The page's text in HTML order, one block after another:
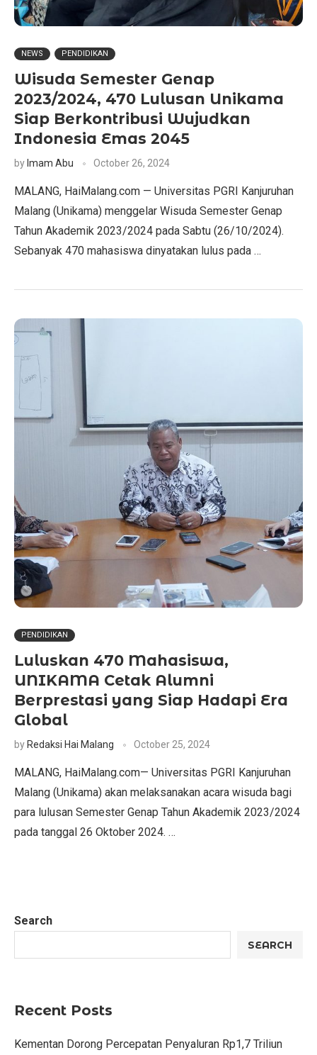
NEWS PENDIDIKAN
Wisuda Semester Genap
2023/2024, 470 Lulusan Unikama
Siap Berkontribusi Wujudkan
Indonesia Emas 2045
by Imam Abu October 26, 2024
MALANG, HaiMalang.com — Universitas PGRI Kanjuruhan
Malang (Unikama) menggelar Wisuda Semester Genap
Tahun Akademik 2023/2024 pada Sabtu (26/10/2024).
Sebanyak 470 mahasiswa dinyatakan lulus pada …
PENDIDIKAN
Luluskan 470 Mahasiswa,
UNIKAMA Cetak Alumni
Berprestasi yang Siap Hadapi Era
Global
by Redaksi Hai Malang October 25, 2024
MALANG, HaiMalang.com— Universitas PGRI Kanjuruhan
Malang (Unikama) akan melaksanakan acara wisuda bagi
para lulusan Semester Genap Tahun Akademik 2023/2024
pada tanggal 26 Oktober 2024. …
Search
SEARCH
Recent Posts
Kementan Dorong Percepatan Penyaluran Rp1,7 Triliun